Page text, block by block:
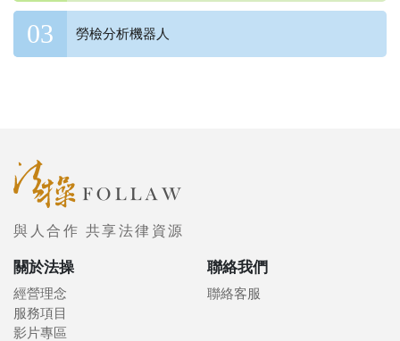
勞檢分析機器人
與人合作 共享法律資源
關於法操
經營理念
服務項目
影片專區
聯絡我們
聯絡客服